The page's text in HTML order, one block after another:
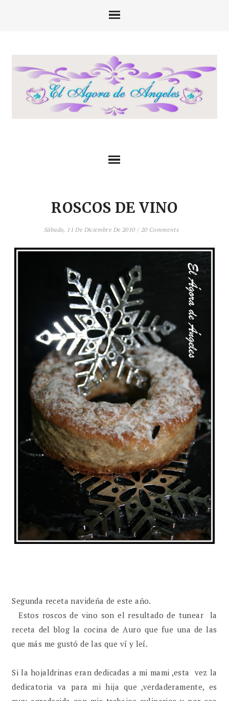
ROSCOS DE VINO
Sábado, 11 De Diciembre De 2010 / 20 Comments
Segunda receta navideña de este año.
Estos roscos de vino son el resultado de tunear la
receta del blog la cocina de Auro que fue una de las
que más me gustó de las que ví y leí.
Si la hojaldrinas eran dedicadas a mi mami ,esta vez la
dedicatoria va para mi hija que ,verdaderamente, es